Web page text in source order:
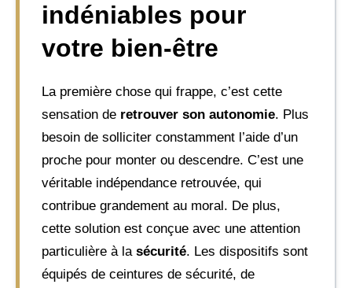
indéniables pour
votre bien-être
La première chose qui frappe, c’est cette
sensation de retrouver son autonomie. Plus
besoin de solliciter constamment l’aide d’un
proche pour monter ou descendre. C’est une
véritable indépendance retrouvée, qui
contribue grandement au moral. De plus,
cette solution est conçue avec une attention
particulière à la sécurité. Les dispositifs sont
équipés de ceintures de sécurité, de